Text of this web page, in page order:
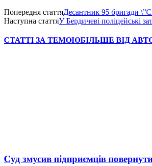
Попередня статтяДесантник 95 бригади
Наступна статтяУ Бердичеві поліцейські
СТАТТІ ЗА ТЕМОЮБІЛЬШЕ ВІД
Суд змусив підприємців